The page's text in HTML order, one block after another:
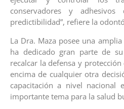
conservadores y
predictibilidad”, refiere la
La Dra. Maza posee una
ha dedicado gran parte de
recalcar la defensa y
encima de cualquier otra
capacitación a nivel nacional
importante tema para la salud